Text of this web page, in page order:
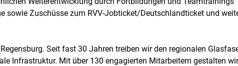
sowie Zuschüsse zum RVV-Jobticket/Deutschlandticket und
Seit fast 30 Jahren treiben wir den regionalen
Infrastruktur. Mit über 130 engagierten Mitarbeitern gestalten wir